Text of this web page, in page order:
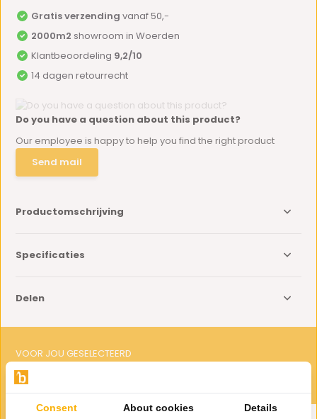
Gratis verzending vanaf 50,-
2000m2 showroom in Woerden
Klantbeoordeling 9,2/10
14 dagen retourrecht
Do you have a question about this product?
Our employee is happy to help you find the right product
Send mail
Productomschrijving
Specificaties
Delen
VOOR JOU GESELECTEERD
Gerelateerde producten
Consent About cookies Details